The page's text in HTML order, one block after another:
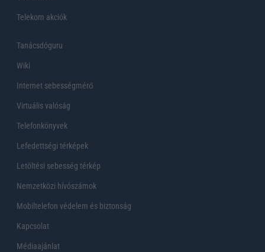
Telekom akciók
Tanácsdóguru
Wiki
Internet sebességmérő
Virtuális valóság
Telefonkönyvek
Lefedettségi térképek
Letöltési sebesség térkép
Nemzetközi hívószámok
Mobiltelefon védelem és biztonság
Kapcsolat
Médiaajánlat